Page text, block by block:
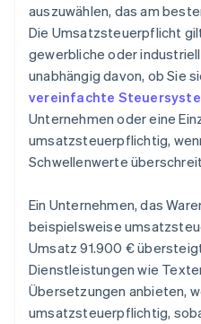
auszuwählen, das am
Die Umsatzsteuerpflicht
gewerbliche oder
unabhängig davon, ob Sie
vereinfachte
Unternehmen oder eine
umsatzsteuerpflichtig,
Schwellenwerte
Ein Unternehmen, das
beispielsweise
Umsatz 91.900 €
Dienstleistungen wie
Übersetzungen anbieten,
umsatzsteuerpflichtig,